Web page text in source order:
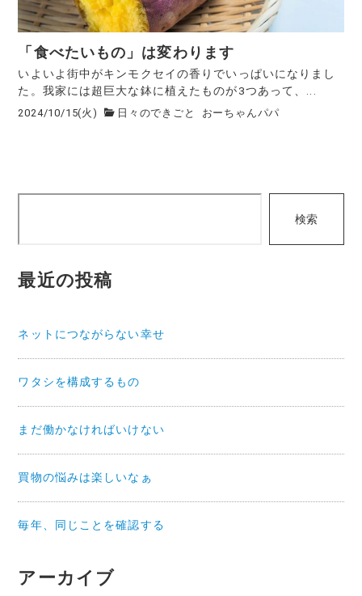
「食べたいもの」は変わります
いよいよ街中がキンモクセイの香りでいっぱいになりまし
た。我家には超巨大な鉢に植えたものが3つあって、...
2024/10/15(火) 日々のできごと おーちゃんパパ
検索
最近の投稿
ネットにつながらない幸せ
ワタシを構成するもの
まだ働かなければいけない
買物の悩みは楽しいなぁ
毎年、同じことを確認する
アーカイブ